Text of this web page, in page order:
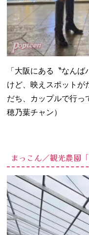
「大阪にある〝なん
けど、映えスポット
だち、カップルで行っ
穂乃葉チャン）
まっこん／観光農園